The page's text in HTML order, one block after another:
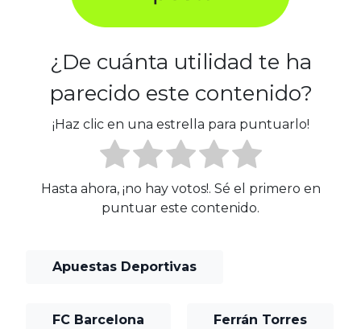
¿De cuánta utilidad te ha
parecido este contenido?
¡Haz clic en una estrella para puntuarlo!
Hasta ahora, ¡no hay votos!. Sé el primero en
puntuar este contenido.
Apuestas Deportivas
FC Barcelona Ferrán Torres